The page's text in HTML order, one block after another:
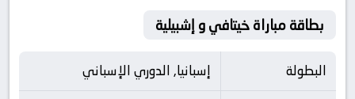
بطاقة مباراة خيتافي و إشبيلية
البطولة
إسبانيا, الدوري الإسباني